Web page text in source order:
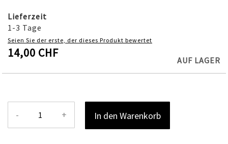
beginning
of
the
images
gallery
Lieferzeit
1-3 Tage
Seien Sie der erste, der dieses Produkt bewertet
14,00 CHF
AUF LAGER
- + In den Warenkorb